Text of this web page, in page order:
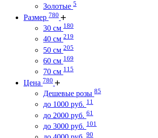
Золотые 5
Размер 780
30 см 180
40 см 219
50 см 205
60 см 169
70 см 115
Цена 780
Дешевые розы 85
до 1000 руб. 11
до 2000 руб. 61
до 3000 руб. 101
90